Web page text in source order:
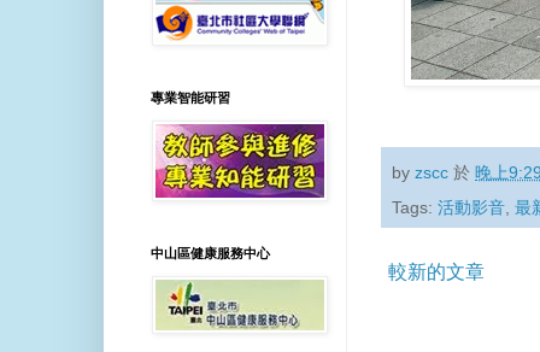
byzscc 於晚上
Tags:活動影音,最
較新的文章
專業智能研習
中山區健康服務中心